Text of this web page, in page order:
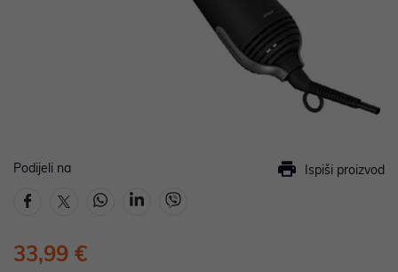
Podijeli na Ispiši proizvod
33,99 €